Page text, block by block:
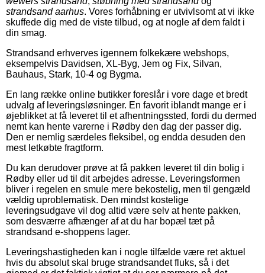
strandsand aarhus. Vores forhåbning er utvivlsomt at vi ikke
skuffede dig med de viste tilbud, og at nogle af dem faldt i
din smag.
Strandsand erhverves igennem folkekære webshops,
eksempelvis Davidsen, XL-Byg, Jem og Fix, Silvan,
Bauhaus, Stark, 10-4 og Bygma.
En lang række online butikker foreslår i vore dage et bredt
udvalg af leveringsløsninger. En favorit iblandt mange er i
øjeblikket at få leveret til et afhentningssted, fordi du dermed
nemt kan hente varerne i Rødby den dag der passer dig.
Den er nemlig særdeles fleksibel, og endda desuden den
mest letkøbte fragtform.
Du kan derudover prøve at få pakken leveret til din bolig i
Rødby eller ud til dit arbejdes adresse. Leveringsformen
bliver i regelen en smule mere bekostelig, men til gengæld
vældig uproblematisk. Den mindst kostelige
leveringsudgave vil dog altid være selv at hente pakken,
som desværre afhænger af at du har bopæl tæt på
strandsand e-shoppens lager.
Leveringshastigheden kan i nogle tilfælde være ret aktuel
hvis du absolut skal bruge strandsandet fluks, så i det